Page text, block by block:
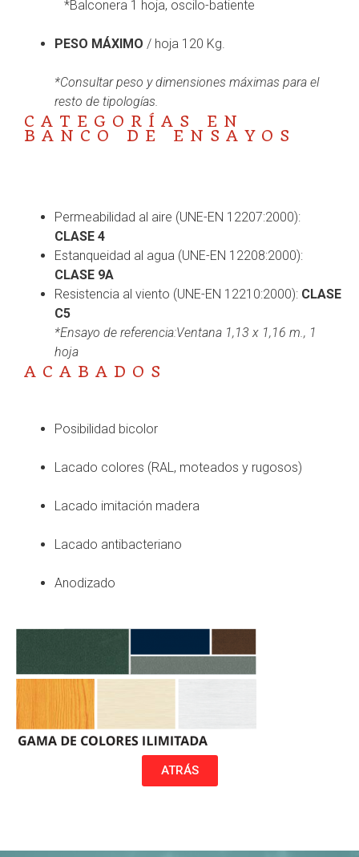
*Balconera 1 hoja, oscilo-batiente
PESO MÁXIMO / hoja 120 Kg.
*Consultar peso y dimensiones máximas para el
resto de tipologías.
CATEGORÍAS EN
BANCO DE ENSAYOS
Permeabilidad al aire (UNE-EN 12207:2000):
CLASE 4
Estanqueidad al agua (UNE-EN 12208:2000):
CLASE 9A
Resistencia al viento (UNE-EN 12210:2000): CLASE
C5
*Ensayo de referencia:Ventana 1,13 x 1,16 m., 1
hoja
ACABADOS
Posibilidad bicolor
Lacado colores (RAL, moteados y rugosos)
Lacado imitación madera
Lacado antibacteriano
Anodizado
ATRÁS